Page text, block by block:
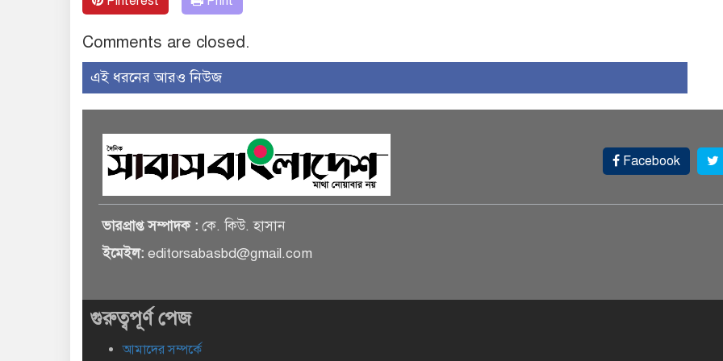
Comments are closed.
এই ধরনের আরও নিউজ
Facebook
ভারপ্রাপ্ত সম্পাদক : কে. কিউ. হাসান
ইমেইল: editorsabasbd@gmail.com
গুরুত্বপূর্ণ পেজ
আমাদের সম্পর্কে